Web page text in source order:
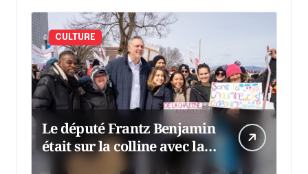
CULTURE
Le député Frantz Benjamin
était sur la colline avec la
chaumine